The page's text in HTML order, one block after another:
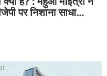
पर निशाना साधा…